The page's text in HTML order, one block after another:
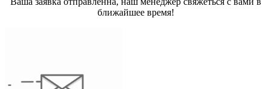
ближайшее время!